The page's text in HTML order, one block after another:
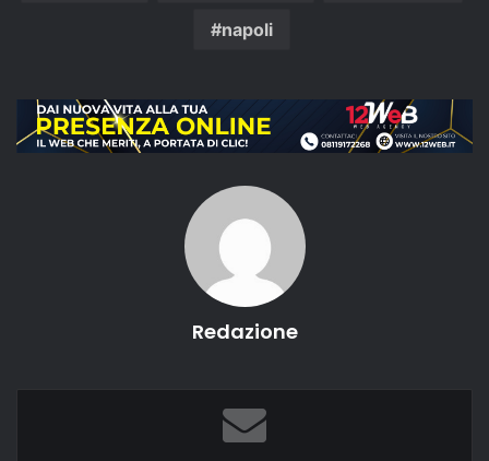
napoli
Redazione